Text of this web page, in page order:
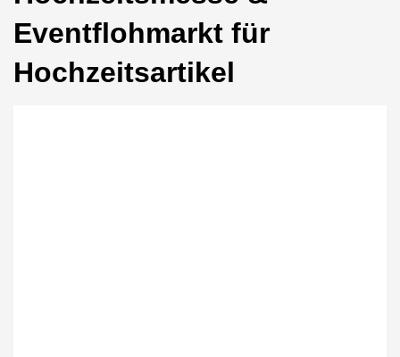
Eventflohmarkt für
Hochzeitsartikel